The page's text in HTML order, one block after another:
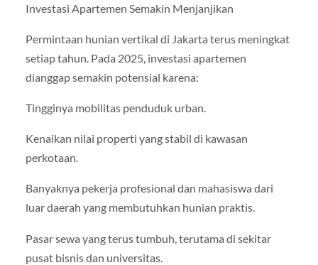
Investasi Apartemen Semakin Menjanjikan
Permintaan hunian vertikal di Jakarta terus meningkat
setiap tahun. Pada 2025, investasi apartemen
dianggap semakin potensial karena:
Tingginya mobilitas penduduk urban.
Kenaikan nilai properti yang stabil di kawasan
perkotaan.
Banyaknya pekerja profesional dan mahasiswa dari
luar daerah yang membutuhkan hunian praktis.
Pasar sewa yang terus tumbuh, terutama di sekitar
pusat bisnis dan universitas.